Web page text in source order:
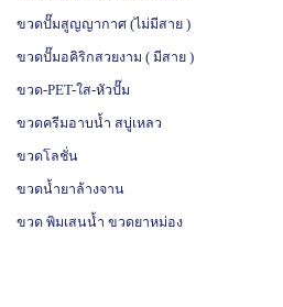
ขวดปั๊มสูญญากาศ (ไม่มีสาย )
ขวดปั๊มอคิริกสวยงาม ( มีสาย )
ขวด-PET-ใส-หัวปั๊ม
ขวดครีมอาบน้ำ สบู่เหลว
ขวดโลชั่น
ขวดน้ำยาล้างจาน
ขวด พิมเสนน้ำ ขวดยาหม่อง